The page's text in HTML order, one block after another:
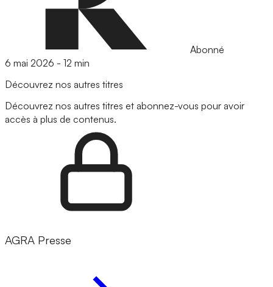
Abonné
6 mai 2026 - 12 min
Découvrez nos autres titres
Découvrez nos autres titres et abonnez-vous pour avoir
accès à plus de contenus.
AGRA Presse